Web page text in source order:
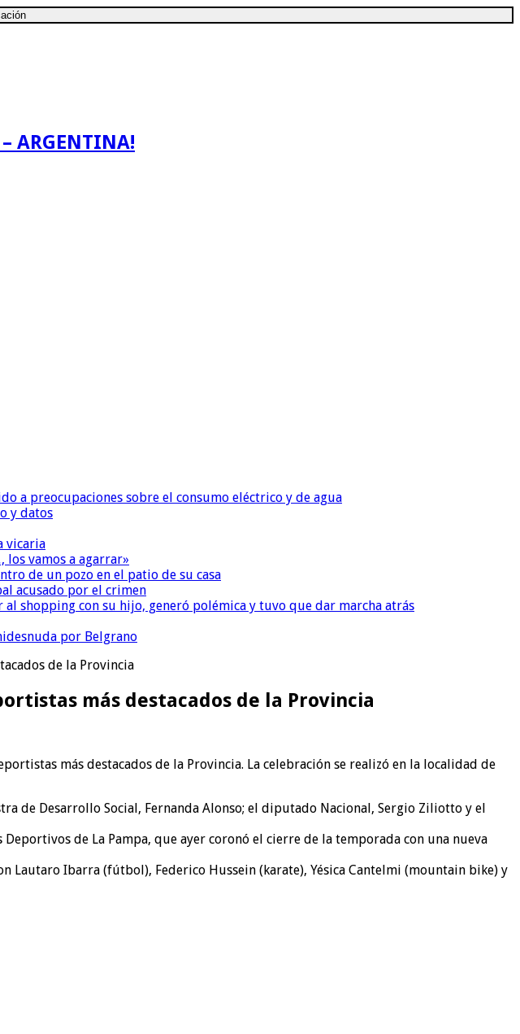
ARGENTINA!
a preocupaciones sobre el consumo eléctrico y de agua
y datos
vicaria
vamos a agarrar»
de un pozo en el patio de su casa
acusado por el crimen
shopping con su hijo, generó polémica y tuvo que dar marcha atrás
por Belgrano
de la Provincia
más destacados de la Provincia
más destacados de la Provincia. La celebración se realizó en la localidad de
de Desarrollo Social, Fernanda Alonso; el diputado Nacional, Sergio Ziliotto y el
de La Pampa, que ayer coronó el cierre de la temporada con una nueva
Ibarra (fútbol), Federico Hussein (karate), Yésica Cantelmi (mountain bike) y